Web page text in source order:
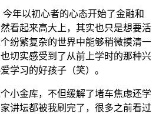
年以初心者的心态开始了金融和
看起来高大上，其实也只是想要活
纷繁复杂的世界中能够稍微摸清一
切实感受到了从前上学时的那种兴
学习的好孩子（笑）。
小金库，不但缓解了堵车焦虑还学
讲坛都被我刷完了，很多之前看过